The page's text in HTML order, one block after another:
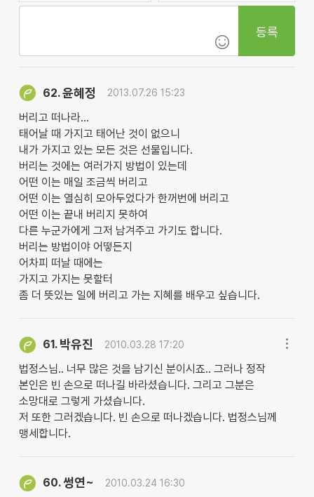
등록
62.윤혜정 2013.07.26 15:23
버리고 떠나라...
태어날 때 가지고 태어난 것이 없으니
내가 가지고 있는 모든 것은 선물입니다.
버리는 것에는 여러가지 방법이 있는데
어떤 이는 매일 조금씩 버리고
어떤 이는 열심히 모아두었다가 한꺼번에 버리고
어떤 이는 끝내 버리지 못하여
다른 누군가에게 그저 남겨주고 가기도 합니다.
버리는 방법이야 어떻든지
어차피 떠날 때에는
가지고 가지는 못할터
좀 더 뜻있는 일에 버리고 가는 지혜를 배우고 싶습니다.
61. 박유진 2010.03.28 17:20
법정스님.. 너무 많은 것을 남기신 분이시죠.. 그러나 정작
본인은 빈 손으로 떠나길 바라셨습니다. 그리고 그분은
소망대로 그렇게 가셨습니다.
저 또한 그러겠습니다. 빈 손으로 떠나겠습니다. 법정스님께
맹세합니다.
60.썽연~ 2010.03.24 16:30